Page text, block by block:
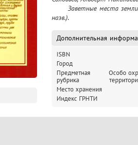
назв.).
Дополнительная
ISBN
Город
Предметная
рубрика
Особо
Место хранения
Индекс ГРНТИ